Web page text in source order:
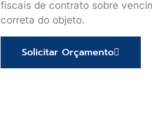
fiscais de contrato sobre
correta do objeto.
Solicitar Orçamento